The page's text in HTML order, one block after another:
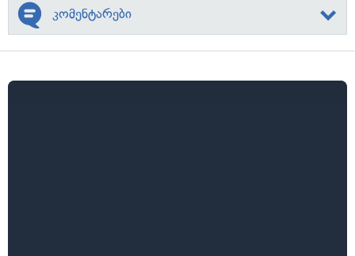
კომენტარები